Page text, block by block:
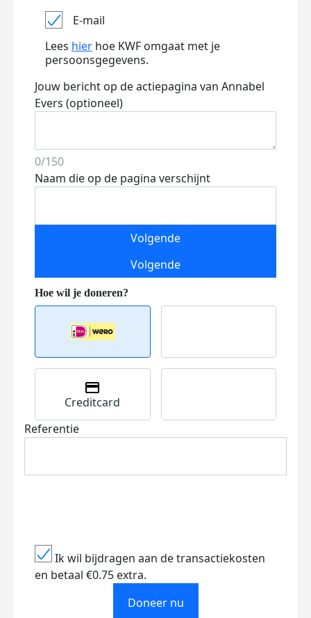
E-mail
Lees hier hoe KWF omgaat met je
persoonsgegevens.
Jouw bericht op de actiepagina van Annabel
Evers (optioneel)
0/150
Naam die op de pagina verschijnt
Volgende
Volgende
Creditcard
Referentie
Ik wil bijdragen aan de transactiekosten
en betaal €0.75 extra.
Doneer nu